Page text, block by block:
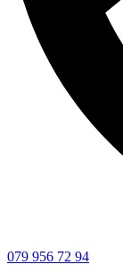
079 956 72 94